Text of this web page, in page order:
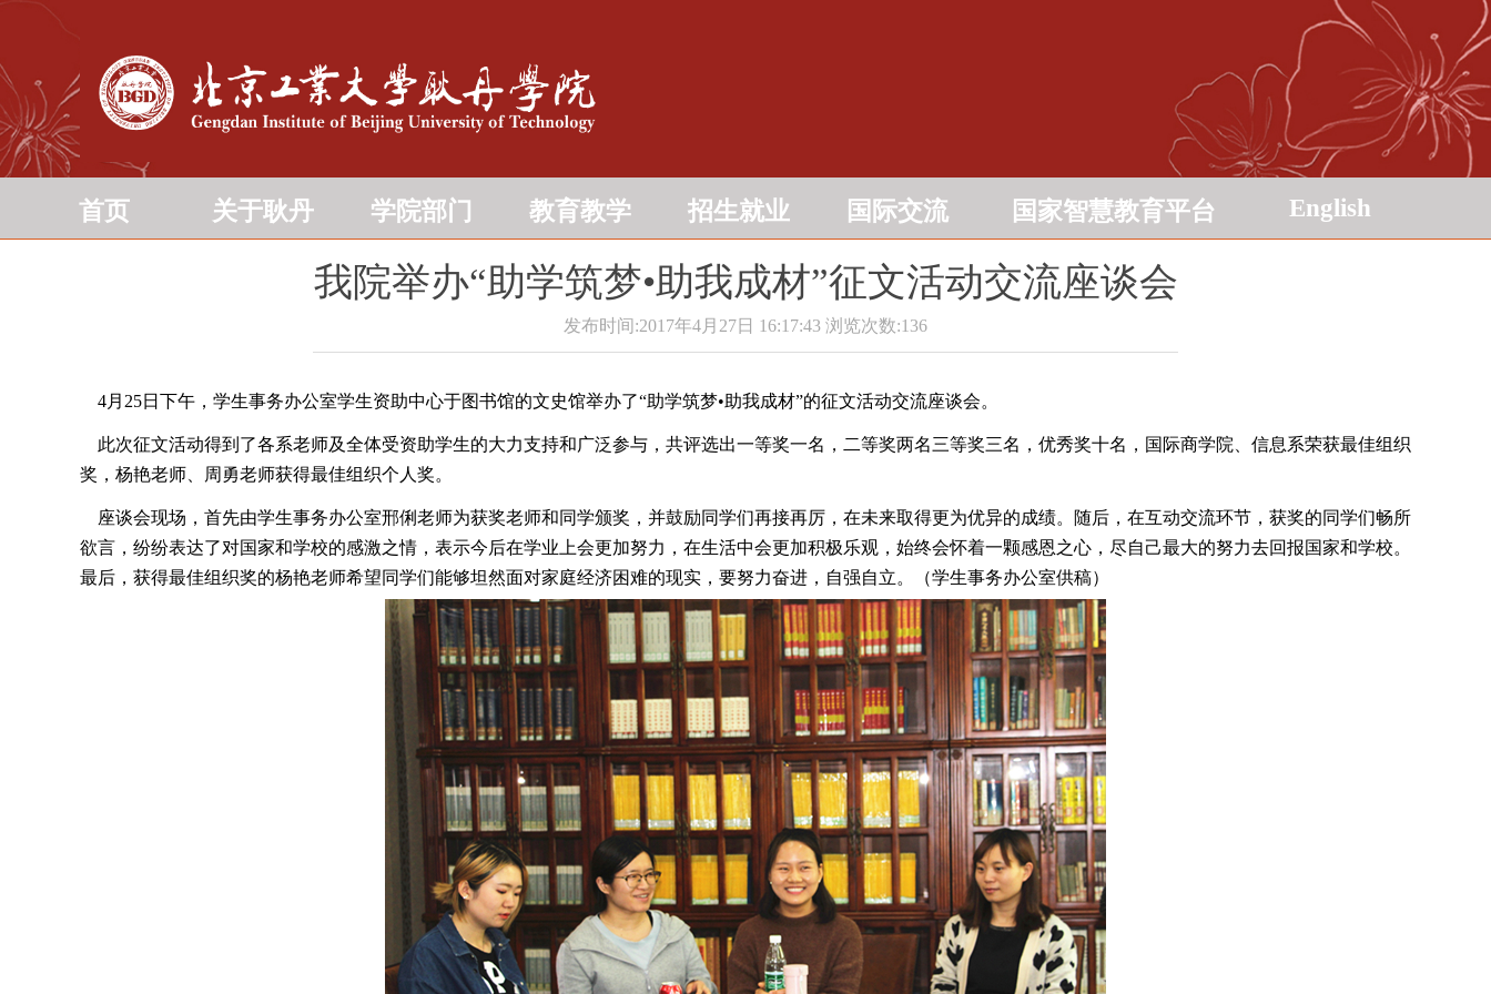
首页 关于耿丹 学院部门 教育教学 招生就业 国际交流 国家智慧教育平台 English
我院举办“助学筑梦•助我成材”征文活动交流座谈会
发布时间:2017年4月27日 16:17:43 浏览次数:136
4月25日下午，学生事务办公室学生资助中心于图书馆的文史馆举办了“助学筑梦•助我成材”的征文活动交流座谈会。
此次征文活动得到了各系老师及全体受资助学生的大力支持和广泛参与，共评选出一等奖一名，二等奖两名三等奖三名，优秀奖十名，国际商学院、信息系荣获最佳组织
奖，杨艳老师、周勇老师获得最佳组织个人奖。
座谈会现场，首先由学生事务办公室邢俐老师为获奖老师和同学颁奖，并鼓励同学们再接再厉，在未来取得更为优异的成绩。随后，在互动交流环节，获奖的同学们畅所
欲言，纷纷表达了对国家和学校的感激之情，表示今后在学业上会更加努力，在生活中会更加积极乐观，始终会怀着一颗感恩之心，尽自己最大的努力去回报国家和学校。
最后，获得最佳组织奖的杨艳老师希望同学们能够坦然面对家庭经济困难的现实，要努力奋进，自强自立。（学生事务办公室供稿）